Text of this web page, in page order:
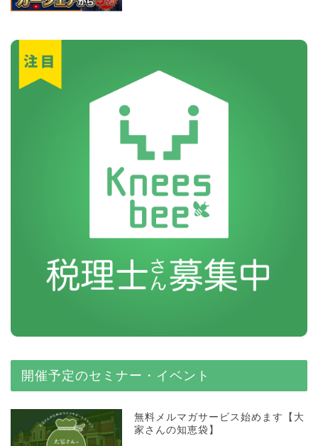
開催予定のセミナー・イベント
無料メルマガサービス始めます【大
家さんの知恵袋】